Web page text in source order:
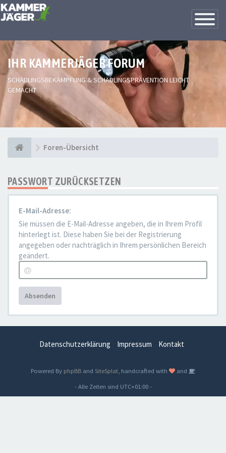
Toggle
IHR KAMMERJÄGER FORUM
SCHÄDLINGSBEKÄMPFUNG & SCHÄDLINGSPRÄVENTION LEICHT
GEMACHT
Foren-Übersicht
PASSWORT ZURÜCKSETZEN
E-Mail-Adresse:
Sie müssen die E-Mail-Adresse angeben, die in Ihrem Profil
hinterlegt ist. Diese haben Sie bei der Registrierung
angegeben oder nachträglich in Ihrem persönlichen Bereich
geändert.
Absenden
Datenschutzerklärung Impressum Kontakt
Powered By phpBB and SiteSplat , handcrafted with
and
- Alle Zeiten sind UTC+01:00-